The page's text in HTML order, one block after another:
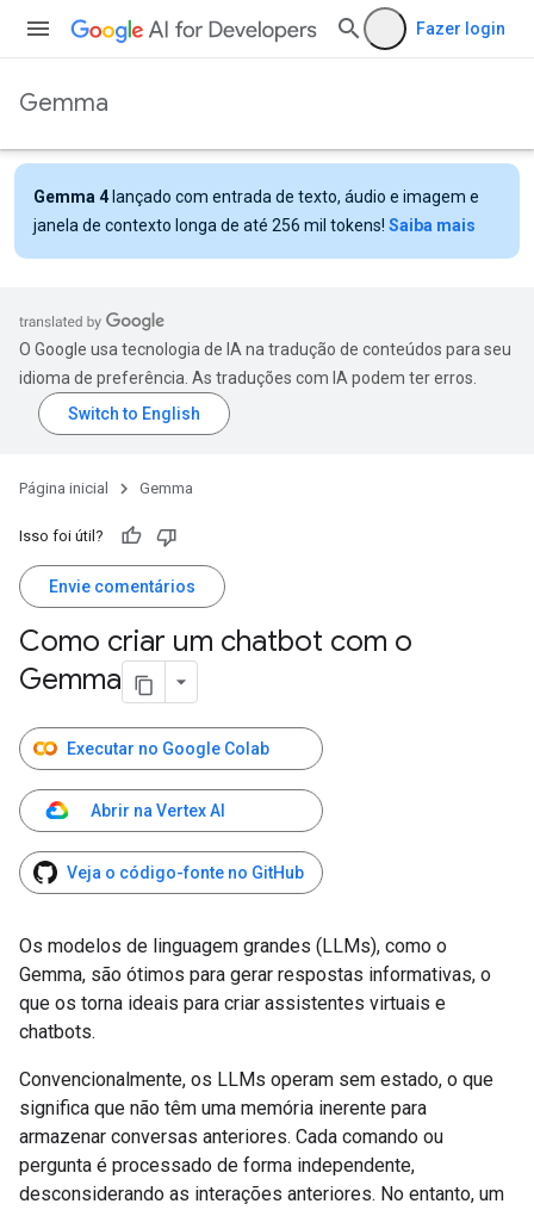
Fazer login
Gemma
Gemma 4 lançado com entrada de texto, áudio e imagem e
janela de contexto longa de até 256 mil tokens! Saiba mais
O Google usa tecnologia de IA na tradução de conteúdos para seu
idioma de preferência. As traduções com IA podem ter erros.
Página inicial Gemma
Isso foi útil?
Envie comentários
Como criar um chatbot com o
Gemma
Executar no Google Colab
Abrir na Vertex AI
Veja o código-fonte no GitHub
Os modelos de linguagem grandes (LLMs), como o
Gemma, são ótimos para gerar respostas informativas, o
que os torna ideais para criar assistentes virtuais e
chatbots.
Convencionalmente, os LLMs operam sem estado, o que
significa que não têm uma memória inerente para
armazenar conversas anteriores. Cada comando ou
pergunta é processado de forma independente,
desconsiderando as interações anteriores. No entanto, um